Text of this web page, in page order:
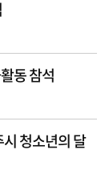
동 참석
청소년의 달